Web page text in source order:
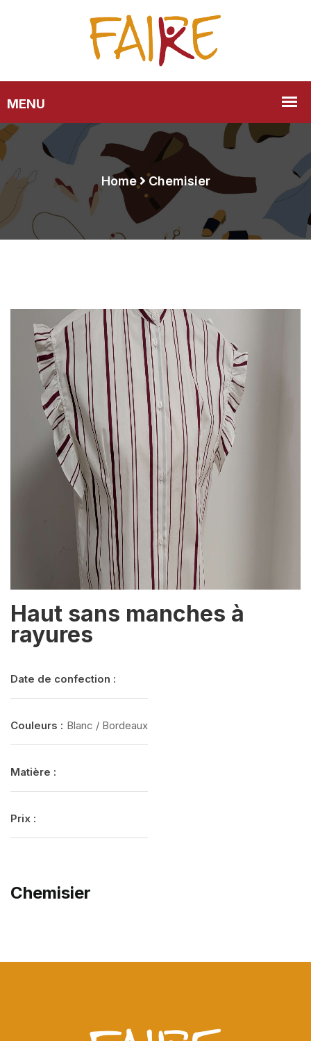
Home Chemisier
Haut sans manches à
rayures
Date de confection :
Couleurs : Blanc / Bordeaux
Matière :
Prix :
Chemisier